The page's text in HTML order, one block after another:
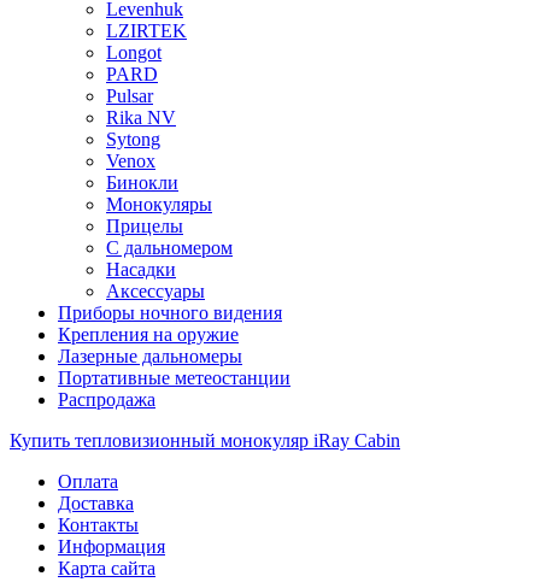
Levenhuk
LZIRTEK
Longot
PARD
Pulsar
Rika NV
Sytong
Venox
Бинокли
Монокуляры
Прицелы
С дальномером
Насадки
Аксессуары
Приборы ночного видения
Крепления на оружие
Лазерные дальномеры
Портативные метеостанции
Распродажа
Купить тепловизионный монокуляр iRay Cabin
Оплата
Доставка
Контакты
Информация
Карта сайта